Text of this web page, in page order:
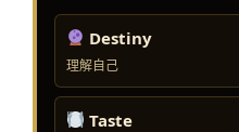
Destiny
理解自己
Taste